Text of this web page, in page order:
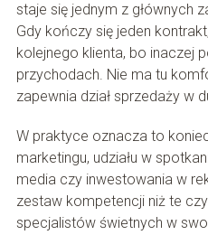
staje się jednym z głównych
Gdy kończy się jeden
kolejnego klienta, bo inaczej
przychodach. Nie ma tu
zapewnia dział sprzedaży w
W praktyce oznacza to
marketingu, udziału w
media czy inwestowania w
zestaw kompetencji niż te
specjalistów świetnych w